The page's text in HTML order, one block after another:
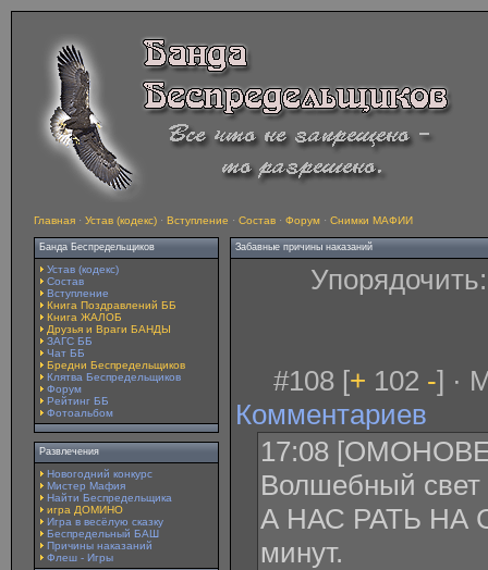
Главная · Устав (кодекс) · Вступление · Состав · Форум · Снимки МАФИИ
Банда Беспредельщиков
Устав (кодекс)
Состав
Вступление
Книга Поздравлений ББ
Книга ЖАЛОБ
Друзья и Враги БАНДЫ
ЗАГС ББ
Чат ББ
Бредни Беспредельщиков
Клятва Беспредельщиков
Форум
Рейтинг ББ
Фотоальбом
Развлечения
Новогодний конкурс
Мистер Мафия
Найти Беспредельщика
игра ДОМИНО
Игра в весёлую сказку
Беспредельный БАШ
Причины наказаний
Флеш - Игры
Забавные причины наказаний
#108 [+ 102 -] ·
Комментариев
17:08
Волшебный свет
А НАС РАТЬ НА
минут.